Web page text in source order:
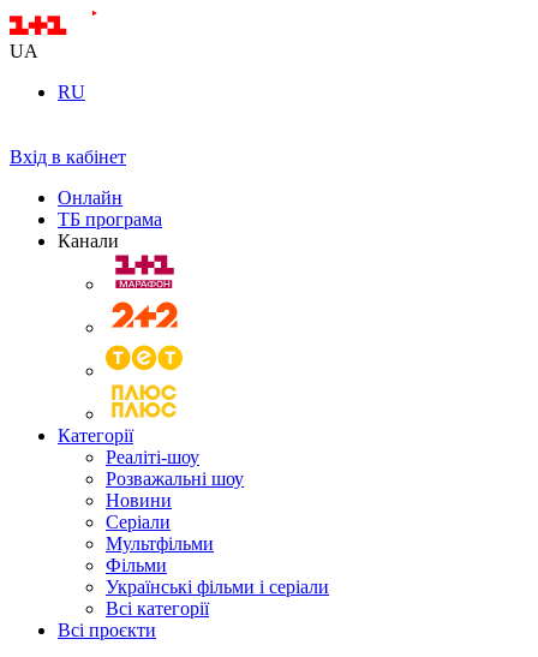
UA
RU
Вхід в кабінет
Онлайн
ТБ програма
Канали
Категорії
Реаліті-шоу
Розважальні шоу
Новини
Серіали
Мультфільми
Фільми
Українські фільми і серіали
Всі категорії
Всі проєкти